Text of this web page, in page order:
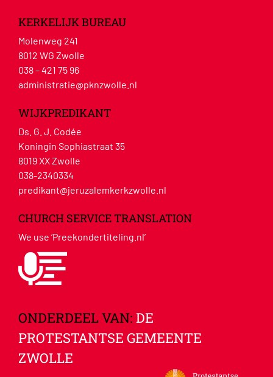
KERKELIJK BUREAU
Molenweg 241
8012 WG Zwolle
038 – 421 75 96
administratie@pknzwolle.nl
WIJKPREDIKANT
Ds. G. J. Codée
Koningin Sophiastraat 35
8019 XX Zwolle
038-2340334
predikant@jeruzalemkerkzwolle.nl
CHURCH SERVICE TRANSLATION
We use ‘Preekondertiteling.nl’
ONDERDEEL VAN: DE
PROTESTANTSE GEMEENTE
ZWOLLE